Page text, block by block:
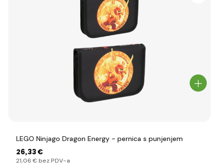
LEGO Ninjago Dragon Energy - pernica s punjenjem
26,33 €
21,06 € bez PDV-a